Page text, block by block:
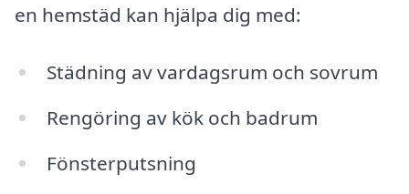
en hemstäd kan hjälpa dig med:
Städning av vardagsrum och sovrum
Rengöring av kök och badrum
Fönsterputsning